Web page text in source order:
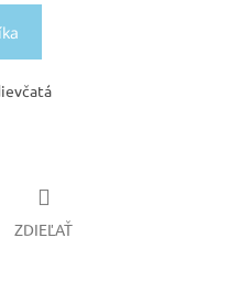
ZDIEĽAŤ